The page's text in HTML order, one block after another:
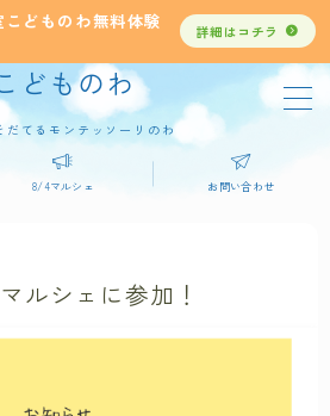
どものわ無料体験
詳細はコチラ
どものわ
だてるモンテッソーリのわ
8/4マルシェ お問い合わせ
ルシェに参加！